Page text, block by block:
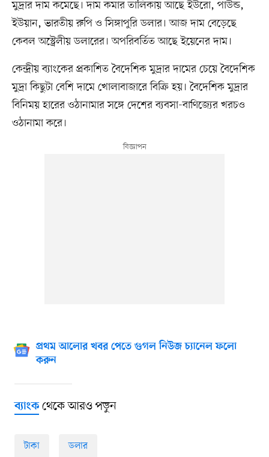
মুদ্রার দাম কমেছে। দাম কমার তালিকায় আছে ইউরো, পাউন্ড,
ইউয়ান, ভারতীয় রুপি ও সিঙ্গাপুরি ডলার। আজ দাম বেড়েছে
কেবল অস্ট্রেলীয় ডলারের। অপরিবর্তিত আছে ইয়েনের দাম।
কেন্দ্রীয় ব্যাংকের প্রকাশিত বৈদেশিক মুদ্রার দামের চেয়ে বৈদেশিক
মুদ্রা কিছুটা বেশি দামে খোলাবাজারে বিক্রি হয়। বৈদেশিক মুদ্রার
বিনিময় হারের ওঠানামার সঙ্গে দেশের ব্যবসা-বাণিজ্যের খরচও
ওঠানামা করে।
প্রথম আলোর খবর পেতে গুগল নিউজ চ্যানেল ফলো
করুন
ব্যাংকথেকে আরও পড়ুন
টাকা ডলার